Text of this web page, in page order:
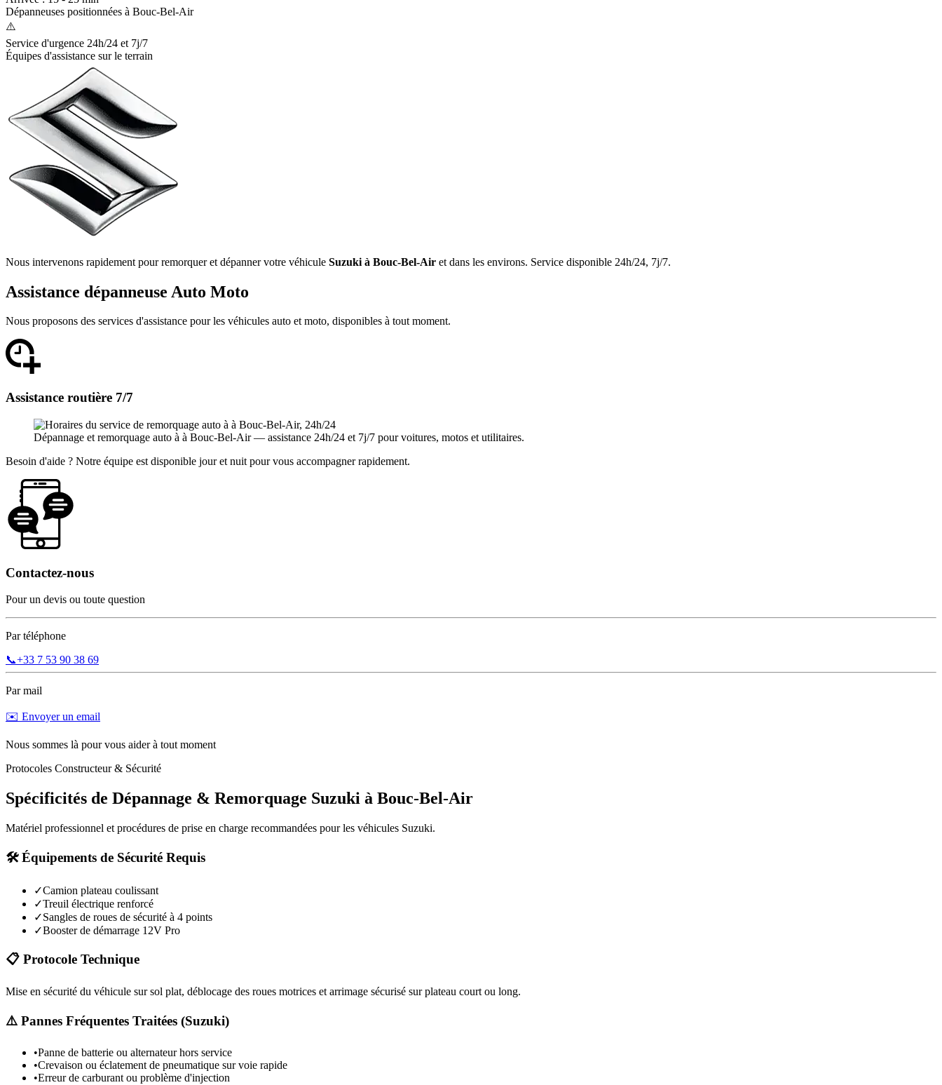
Dépanneuses positionnées à Bouc-Bel-Air
⚠️
Service d'urgence 24h/24 et 7j/7
Équipes d'assistance sur le terrain
Nous intervenons rapidement pour remorquer et dépanner votre véhicule Suzuki à Bouc-Bel-Air et dans les environs. Service disponible 24h/24, 7j/7.
Assistance dépanneuse Auto Moto
Nous proposons des services d'assistance pour les véhicules auto et moto, disponibles à tout moment.
Assistance routière 7/7
Dépannage et remorquage auto à à Bouc-Bel-Air — assistance 24h/24 et 7j/7 pour voitures, motos et utilitaires.
Besoin d'aide ? Notre équipe est disponible jour et nuit pour vous accompagner rapidement.
Contactez-nous
Pour un devis ou toute question
Par téléphone
📞+33 7 53 90 38 69
Par mail
✉️ Envoyer un email
Nous sommes là pour vous aider à tout moment
Protocoles Constructeur & Sécurité
Spécificités de Dépannage & Remorquage Suzuki à Bouc-Bel-Air
Matériel professionnel et procédures de prise en charge recommandées pour les véhicules Suzuki.
🛠️ Équipements de Sécurité Requis
✓Camion plateau coulissant
✓Treuil électrique renforcé
✓Sangles de roues de sécurité à 4 points
✓Booster de démarrage 12V Pro
📋 Protocole Technique
Mise en sécurité du véhicule sur sol plat, déblocage des roues motrices et arrimage sécurisé sur plateau court ou long.
⚠️ Pannes Fréquentes Traitées (Suzuki)
•Panne de batterie ou alternateur hors service
•Crevaison ou éclatement de pneumatique sur voie rapide
•Erreur de carburant ou problème d'injection